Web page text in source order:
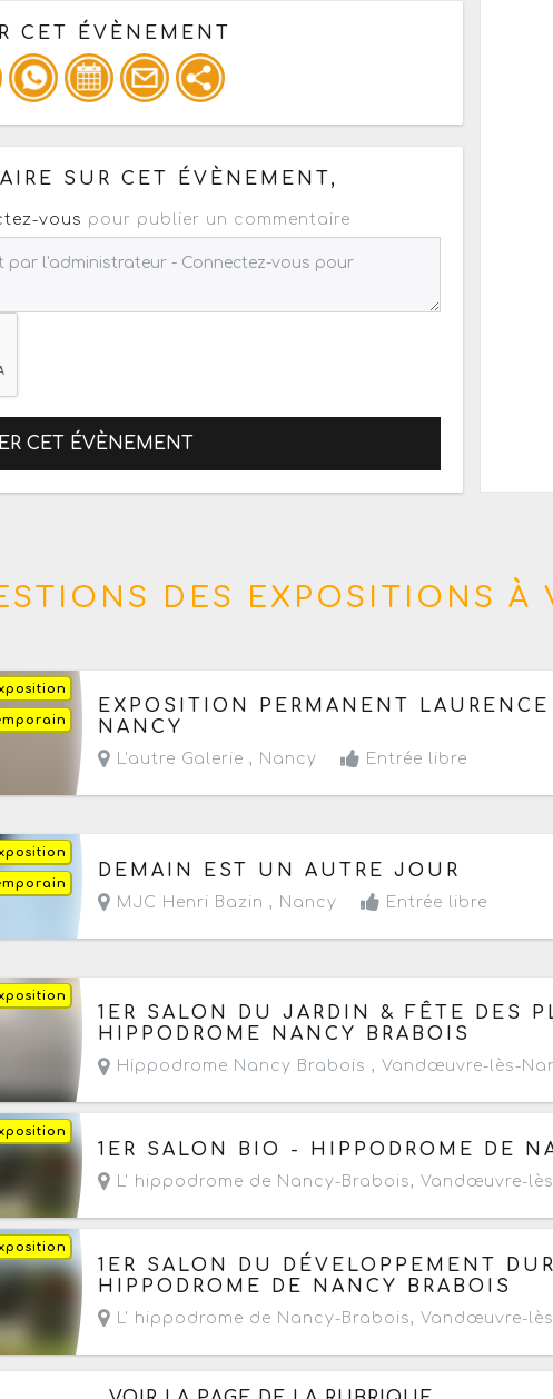
CET ÉVÈNEMENT
pour un : mail / forum / réseau social
SUR CET ÉVÈNEMENT,
vous pour publier un commentaire
CET ÉVÈNEMENT
DES EXPOSITIONS À
Du samedi 1 novembre 2025 au lundi 30 novembre
- Du mardi au samedi
EXPOSITION PERMANENT
NANCY
L'autre Galerie , Nancy Entrée libre
Du vendredi 25 septembre au vendredi 30 octobre
DEMAIN EST UN AUTRE JOUR
MJC Henri Bazin , Nancy Entrée libre
Du samedi 17 au dimanche 18 octobre 2026 de
1ER SALON DU JARDIN & FÊTE DES
HIPPODROME NANCY BRABOIS
Hippodrome Nancy Brabois , Vandœuvre-lès-
Du samedi 17 au dimanche 18 octobre 2026 de
1ER SALON BIO - HIPPODROME DE
L' hippodrome de Nancy-Brabois, Vandœuvre-
Du samedi 17 au dimanche 18 octobre 2026 de
1ER SALON DU DÉVELOPPEMENT
HIPPODROME DE NANCY BRABOIS
L' hippodrome de Nancy-Brabois, Vandœuvre-